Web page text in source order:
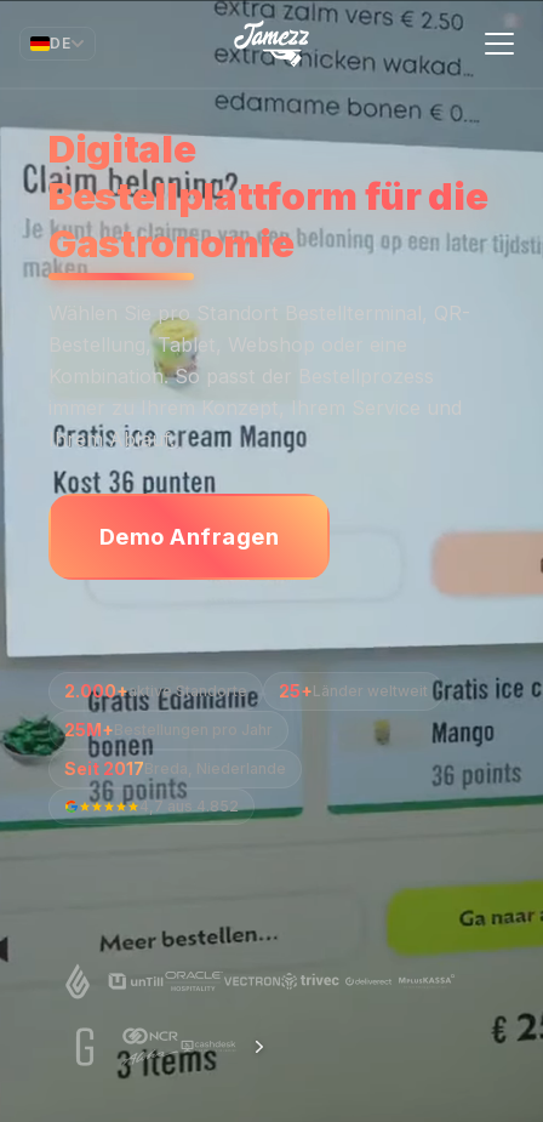
DE
Digitale
Bestellplattform für die
Gastronomie
Wählen Sie pro Standort Bestellterminal, QR-
Bestellung, Tablet, Webshop oder eine
Kombination. So passt der Bestellprozess
immer zu Ihrem Konzept, Ihrem Service und
Ihrem Ablauf.
Demo Anfragen
2.000+aktive Standorte 25+Länder weltweit
25M+Bestellungen pro Jahr
Seit 2017Breda, Niederlande
4,7 aus 4.852